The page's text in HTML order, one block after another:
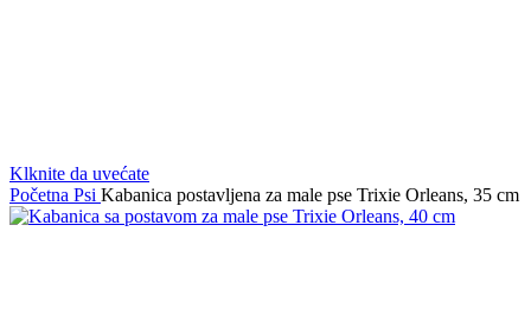
Klknite da uvećate
Početna Psi Kabanica postavljena za male pse Trixie Orleans, 35 cm